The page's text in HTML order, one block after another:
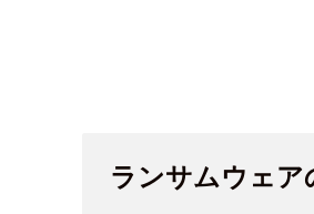
ランサムウェア